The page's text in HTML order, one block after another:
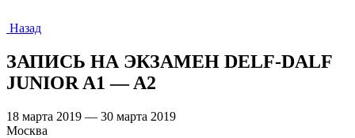
Назад
ЗАПИСЬ НА ЭКЗАМЕН DELF-DALF
JUNIOR A1 — A2
18 марта 2019 — 30 марта 2019
Москва